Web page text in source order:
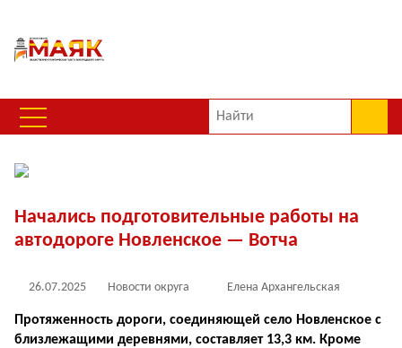
Начались подготовительные работы на
автодороге Новленское — Вотча
26.07.2025 Новости округа Елена Архангельская
Протяженность дороги, соединяющей село Новленское с
близлежащими деревнями, составляет 13,3 км. Кроме